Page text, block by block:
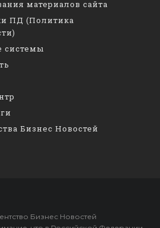
материалов сайта
ПД (Политика
системы
Бизнес Новостей
Бизнес Новостей